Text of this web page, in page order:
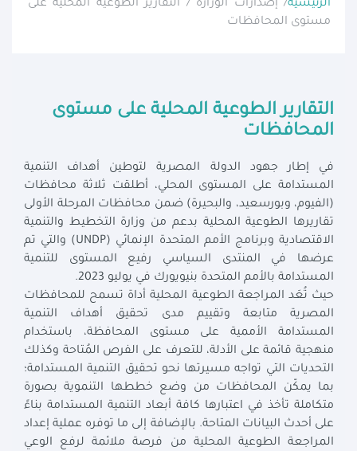
الرئيسية/ إصدارات الوزارة / التقارير الطوعية المحلية على
مستوى المحافظات
التقارير الطوعية المحلية على مستوى
المحافظات
في إطار جهود الدولة المصرية لتوطين أهداف التنمية
المستدامة على المستوى المحلي، أطلقت ثلاثة محافظات
(الفيوم، وبورسعيد، والبحيرة) ضمن محافظات المرحلة الأولى
تقاريرها الطوعية المحلية بدعم من وزارة التخطيط والتنمية
الاقتصادية وبرنامج الأمم المتحدة الإنمائي (UNDP) والتي تم
عرضها في المنتدى السياسي رفيع المستوى للتنمية
المستدامة بالأمم المتحدة بنيويورك في يوليو 2023.
حيث تُعَد المراجعة الطوعية المحلية أداة تسمح للمحافظات
المصرية متابعة وتقييم مدى تحقيق أهداف التنمية
المستدامة الأممية على مستوى المحافظة، باستخدام
منهجية قائمة على الأدلة، للتعرف على الفرص المُتاحة وكذلك
التحديات التي تواجه مسيرتها نحو تحقيق التنمية المستدامة؛
بما يمكّن المحافظات من وضع خططها التنموية بصورة
متكاملة تأخذ في اعتبارها كافة أبعاد التنمية المستدامة بناءً
على أحدث البيانات المتاحة. بالإضافة إلى ما توفره عملية إعداد
المراجعة الطوعية المحلية من فرصة ملائمة لرفع الوعي